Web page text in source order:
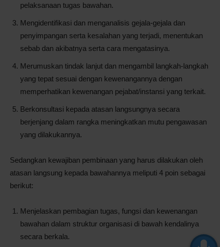
pelaksanaan tugas bawahan.
Mengidentifikasi dan menganalisis gejala-gejala dan
penyimpangan serta kesalahan yang terjadi, menentukan
sebab dan akibatnya serta cara mengatasinya.
Merumuskan tindak lanjut dan mengambil langkah-langkah
yang tepat sesuai dengan kewenangannya dengan
memperhatikan kewenangan pejabat/instansi yang terkait.
Berkonsultasi kepada atasan langsungnya secara
berjenjang dalam rangka meningkatkan mutu pengawasan
yang dilakukannya.
Sedangkan kewajiban pembinaan yang harus dilakukan oleh
atasan langsung kepada bawahannya meliputi 4 poin sebagai
berikut:
Menjelaskan pembagian tugas, fungsi dan kewenangan
bawahan dalam struktur organisasi di bawah kendalinya
secara berkala.